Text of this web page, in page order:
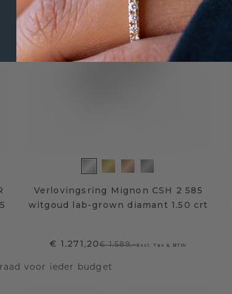
Verlovingsring Mignon CSH 2 585
witgoud lab-grown diamant 1.50 crt
€ 1.271,20€ 1.589,-Excl. Tax & BTW
voor ieder budget